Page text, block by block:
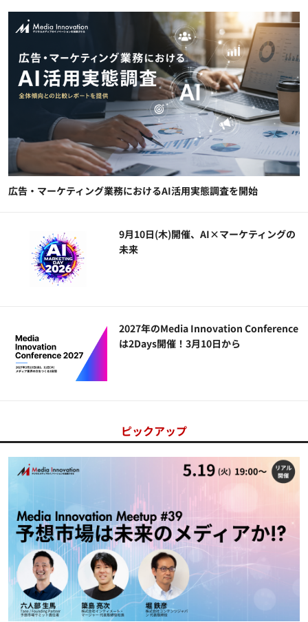
広告・マーケティング業務におけるAI活用実態調査を開始
9月10日(木)開催、AI×マーケティングの
未来
2027年のMedia Innovation Conference
は2Days開催！3月10日から
ピックアップ